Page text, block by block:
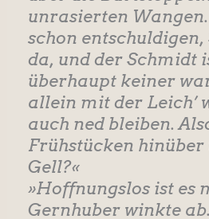
unrasierten Wangen.
schon entschuldigen,
da, und der Schmidt
überhaupt keiner
allein mit der Leich’
auch ned bleiben.
Frühstücken hinüber
Gell?«
»Hoffnungslos ist es
Gernhuber winkte